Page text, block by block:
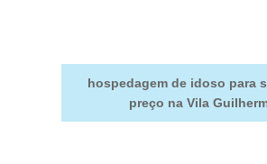
hospedagem de idoso para
preço na Vila